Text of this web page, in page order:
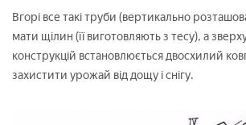
Вгорі все такі труби (вертикально
мати щілин (її виготовляють з тесу), а
конструкцій встановлюється двосхилий
захистити урожай від дощу і снігу.